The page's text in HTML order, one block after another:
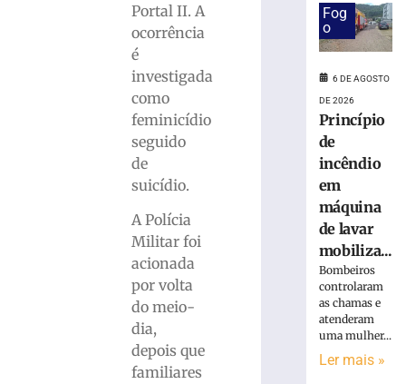
Portal II. A
ocorrência
é
investigada
como
feminicídio
seguido
de
suicídio.
A Polícia
Militar foi
acionada
por volta
do meio-
dia,
depois que
familiares
Administrativo
Havan
Brusque
Funcionária
Fog
o
6 DE AGOSTO
DE 2026
Princípio
de
incêndio
em
máquina
de lavar
mobiliza...
Bombeiros
controlaram
as chamas e
atenderam
uma mulher...
Ler mais »